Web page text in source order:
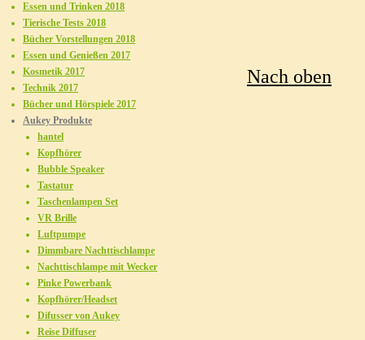
Nach oben
Essen und Trinken 2018
Tierische Tests 2018
Bücher Vorstellungen 2018
Essen und Genießen 2017
Kosmetik 2017
Technik 2017
Bücher und Hörspiele 2017
Aukey Produkte
hantel
Kopfhörer
Bubble Speaker
Tastatur
Taschenlampen Set
VR Brille
Luftpumpe
Dimmbare Nachttischlampe
Nachttischlampe mit Wecker
Pinke Powerbank
Kopfhörer/Headset
Difusser von Aukey
Reise Diffuser